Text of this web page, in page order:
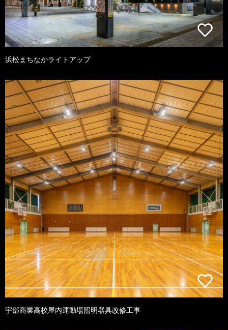
浜松まちなかライトアップ
宇部商業高校屋内運動場照明器具改修工事